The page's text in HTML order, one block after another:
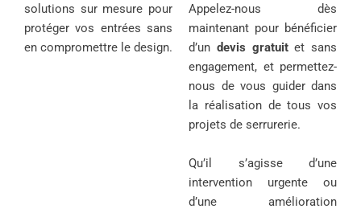
solutions sur mesure pour
protéger vos entrées sans
en compromettre le design.
Appelez-nous dès
maintenant pour bénéficier
d’un devis gratuitet sans
engagement, et permettez-
nous de vous guider dans
la réalisation de tous vos
projets de serrurerie.
Qu’il s’agisse d’une
intervention urgente ou
d’une amélioration